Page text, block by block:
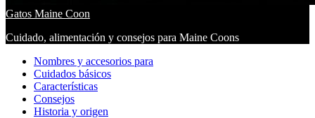
Gatos Maine Coon
Cuidado, alimentación y consejos para Maine Coons
Nombres y accesorios para
Cuidados básicos
Características
Consejos
Historia y origen